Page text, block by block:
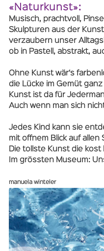
«Naturkunst»:
Musisch, prachtvoll,
Skulpturen aus der
verzaubern unser
ob in Pastell, abstrakt,
Ohne Kunst wär‘s
die Lücke im Gemüt
Kunst ist da für
Auch wenn man sich
Jedes Kind kann sie
mit offnem Blick auf allen
Die tollste Kunst die kost
Im grössten Museum:
manuela winteler